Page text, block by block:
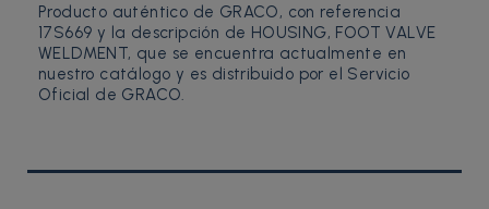
Producto auténtico de GRACO, con referencia
17S669 y la descripción de HOUSING, FOOT VALVE
WELDMENT, que se encuentra actualmente en
nuestro catálogo y es distribuido por el Servicio
Oficial de GRACO.